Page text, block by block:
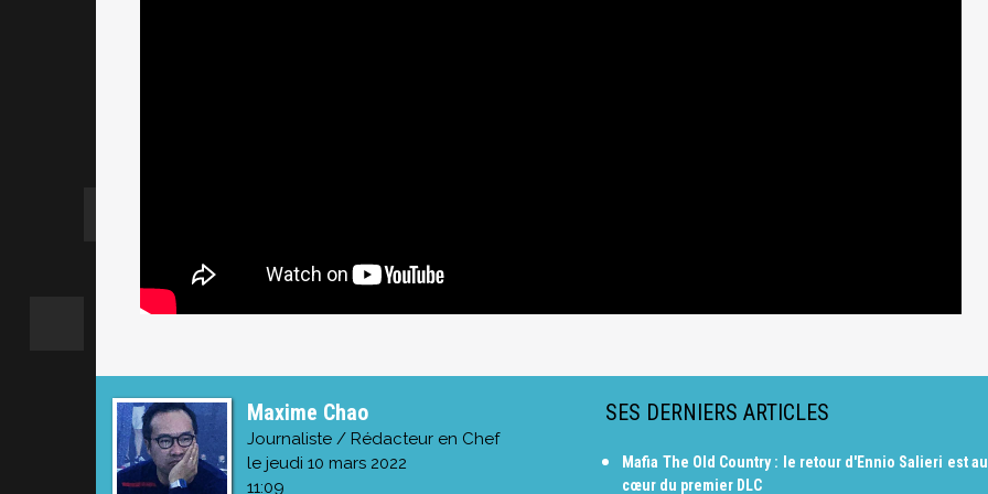
Maxime Chao
Journaliste / Rédacteur en Chef
le jeudi 10 mars 2022
11:09
SES DERNIERS ARTICLES
Mafia The Old Country : le retour d'Ennio Salieri est au
cœur du premier DLC